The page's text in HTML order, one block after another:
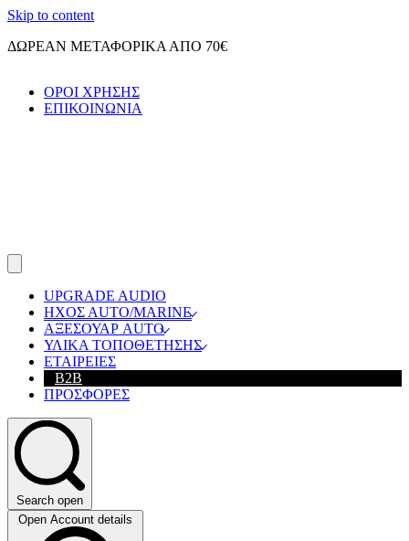
Skip to content
ΔΩΡΕΑΝ ΜΕΤΑΦΟΡΙΚΑ ΑΠΟ 70€
ΟΡΟΙ ΧΡΗΣΗΣ
ΕΠΙΚΟΙΝΩΝΙΑ
UPGRADE AUDIO
ΗΧΟΣ ΑUTO/MARINE
ΑΞΕΣΟΥΑΡ AUTO
ΥΛΙΚΑ ΤΟΠΟΘΕΤΗΣΗΣ
ΕΤΑΙΡΕΙΕΣ
B2B
ΠΡΟΣΦΟΡΕΣ
Search open
Open Account details